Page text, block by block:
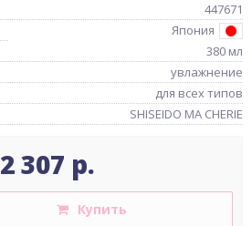
447671
Япония
380 мл
увлажнение
для всех типов
SHISEIDO MA CHERIE
2 307 р.
Купить